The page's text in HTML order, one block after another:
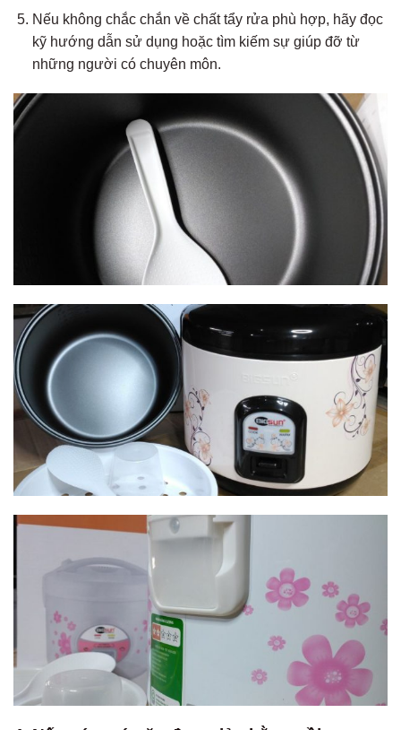
Nếu không chắc chắn về chất tẩy rửa phù hợp, hãy đọc
kỹ hướng dẫn sử dụng hoặc tìm kiếm sự giúp đỡ từ
những người có chuyên môn.